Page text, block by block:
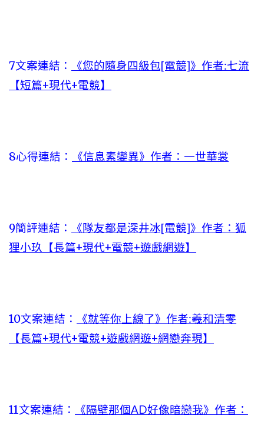
7文案連結：
《您的隨身四級包[電競]》作者:七流
【短篇+現代+電競】
8心得連結： 《信息素變異》作者：一世華裳
9簡評連結：
《隊友都是深井冰[電競]》作者：狐
狸小玖【長篇+現代+電競+遊戲網遊】
10文案連結：
《就等你上線了》作者:羲和清零
【長篇+現代+電競+遊戲網遊+網戀奔現】
11文案連結：
《隔壁那個AD好像暗戀我》作者：